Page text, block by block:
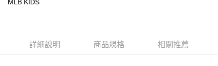
運送方式
全家取貨<不支援離島取退>
MLB KIDS
詳細說明 商品規格 相關推薦